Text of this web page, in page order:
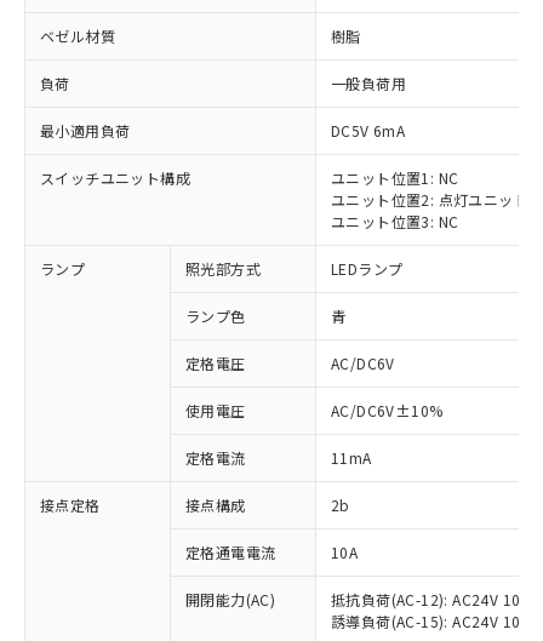
ベゼル材質 樹脂
負荷 一般負荷用
最小適用負荷 DC5V 6mA
スイッチユニット構成
ユニット位置1: NC
ユニット位置2: 点灯ユニット
ユニット位置3: NC
ランプ 照光部方式 LEDランプ
ランプ色 青
定格電圧 AC/DC6V
使用電圧 AC/DC6V±10%
定格電流 11mA
接点定格 接点構成 2b
定格通電電流 10A
開閉能力(AC)
抵抗負荷(AC-12): AC24V 10A/
誘導負荷(AC-15): AC24V
ご利用条件
以下の条件をお読みいただき、同意のうえ
ご利用ください。
本サービスは、当社制御機器事業取扱
商品の当社在庫状況および標準価格
(税抜)を提供させていただくもので
当社制御機器事業取扱商品の中には、
対応済み：EU RoHS指令（10物質）の
非含有に対応した製品が提供可能な商品で
対応予定：EU RoHS指令（10物質）の非含
有に対応した製品に切り替える予定のある
対応予定なし：EU RoHS指令（10物質）の
非含有に非対応の商品で、対応品を出す予
調査・確認中：EU RoHS指令（10物質）の
非含有の対応状況を調査中または確認中の
非該当品：ライセンス料など無形物で、有
害物質有無と関係のない商品です。
仕入先様の事情により、非含有部品として
「○」：最大均質材料含有率が中国RoHSの
基準値以下であることを示します。
「×」：最大均質材料含有率が中国RoHSの